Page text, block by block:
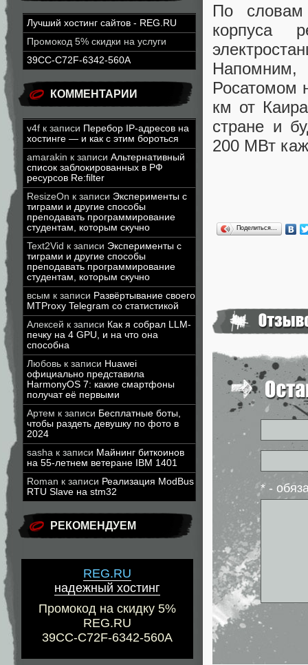
Лучший хостинг сайтов - REG.RU
Промокод 5% скидки на услуги
39CC-C72F-6342-560A
КОММЕНТАРИИ
v4f к записи Перебор IP-адресов на
хостинге — и как с этим бороться
amarakin к записи Альтернативный
список заблокированных в РФ
ресурсов Re:filter
ResizeOn к записи Эксперименты с
тиграми и другие способы
преподавать программирование
студентам, которым скучно
Text2Vid к записи Эксперименты с
тиграми и другие способы
преподавать программирование
студентам, которым скучно
всым к записи Развёртывание своего
MTProxy Telegram со статистикой
Алексей к записи Как я собрал LLM-
печку на 4 GPU, и на что она
способна
Любовь к записи Huawei
официально представила
HarmonyOS 7: какие смартфоны
получат её первыми
Артем к записи Бесплатные боты,
чтобы раздеть девушку по фото в
2024
sasha к записи Майнинг биткоинов
на 55-летнем ветеране IBM 1401
Roman к записи Реализация ModBus
RTU Slave на stm32
РЕКОМЕНДУЕМ
REG.RU
надежный хостинг
Промокод на скидку 5%
REG.RU
39CC-C72F-6342-560A
По
корпуса
Росатомом
км от
стране и
200 МВт
Поделиться…
* -